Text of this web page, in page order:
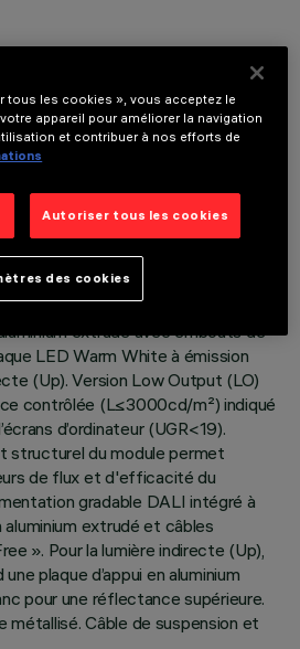
08/2026
Stand Alone. Le produit se
extrudé avec embouts de
LED Warm White à émission
(Up). Version Low Output (LO)
contrôlée (L≤3000cd/m²) indiqué
d’ordinateur (UGR<19).
structurel du module permet
de flux et d'efficacité du
gradable DALI intégré à
extrudé et câbles
». Pour la lumière indirecte (Up),
plaque d’appui en aluminium
pour une réflectance supérieure.
métallisé. Câble de suspension et
tous les cookies », vous acceptez le
appareil pour améliorer la navigation
et contribuer à nos efforts de
Autoriser tous les cookies
des cookies